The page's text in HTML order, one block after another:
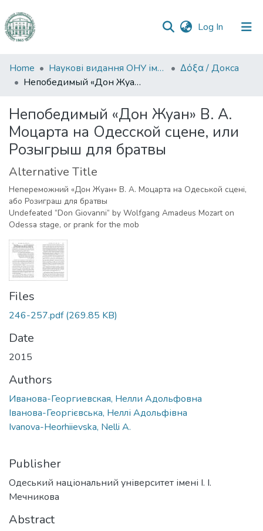
Log In (current)
Communities
&
All of DSpace
Statistics
Home Наукові видання ОНУ імені І. І. Мечникова
Δόξα / Докса
Непобедимый «Дон Жуан» В. А. Моцарта на Одесской сцене, или Розыгрыш для братвы
Непобедимый «Дон Жуан» В. А.
Моцарта на Одесской сцене, или
Розыгрыш для братвы
Alternative Title
Непереможний «Дон Жуан» В. А. Моцарта на Одеськой сцені,
або Розиграш для братвы
Undefeated “Don Giovanni” by Wolfgang Amadeus Mozart on
Odessa stage, or prank for the mob
Files
246-257.pdf(269.85 KB)
Date
2015
Authors
Иванова-Георгиевская, Нелли Адольфовна
Іванова-Георгієвська, Неллі Адольфівна
Ivanova-Heorhiievska, Nelli A.
Publisher
Одеський національний університет імені І. І.
Мечникова
Abstract